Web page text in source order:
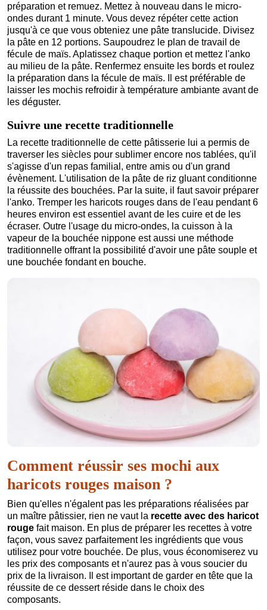
préparation et remuez. Mettez à nouveau dans le micro-
ondes durant 1 minute. Vous devez répéter cette action
jusqu'à ce que vous obteniez une pâte translucide. Divisez
la pâte en 12 portions. Saupoudrez le plan de travail de
fécule de maïs. Aplatissez chaque portion et mettez l'anko
au milieu de la pâte. Renfermez ensuite les bords et roulez
la préparation dans la fécule de maïs. Il est préférable de
laisser les mochis refroidir à température ambiante avant de
les déguster.
Suivre une recette traditionnelle
La recette traditionnelle de cette pâtisserie lui a permis de
traverser les siècles pour sublimer encore nos tablées, qu'il
s'agisse d'un repas familial, entre amis ou d'un grand
évènement. L'utilisation de la pâte de riz gluant conditionne
la réussite des bouchées. Par la suite, il faut savoir préparer
l'anko. Tremper les haricots rouges dans de l'eau pendant 6
heures environ est essentiel avant de les cuire et de les
écraser. Outre l'usage du micro-ondes, la cuisson à la
vapeur de la bouchée nippone est aussi une méthode
traditionnelle offrant la possibilité d'avoir une pâte souple et
une bouchée fondant en bouche.
Comment réussir ses mochi aux
haricots rouges maison ?
Bien qu'elles n'égalent pas les préparations réalisées par
un maître pâtissier, rien ne vaut la recette avec des haricot
rouge fait maison. En plus de préparer les recettes à votre
façon, vous savez parfaitement les ingrédients que vous
utilisez pour votre bouchée. De plus, vous économiserez vu
les prix des composants et n'aurez pas à vous soucier du
prix de la livraison. Il est important de garder en tête que la
réussite de ce dessert réside dans le choix des
composants.